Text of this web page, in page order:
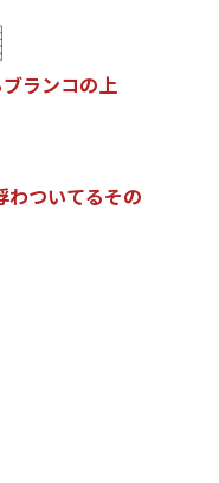
ブランコの 上
わついてるその